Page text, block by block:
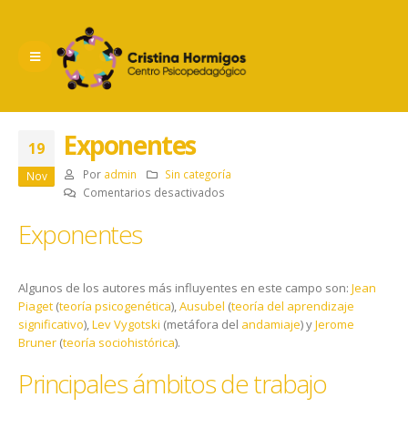
19
Nov
Exponentes
Por admin
Sin categoría
Comentarios desactivadosen
Exponentes
Algunos de los autores más influyentes en este campo son: Jean
Piaget (teoría psicogenética),Ausubel (teoría del aprendizaje
significativo),Lev Vygotski (metáfora del andamiaje) yJerome
Bruner (teoría sociohistórica).
Principales ámbitos de trabajo